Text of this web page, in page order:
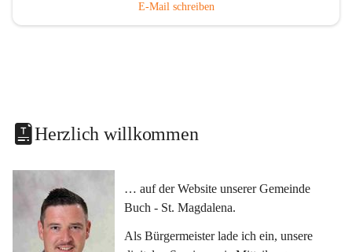
E-Mail schreiben
Herzlich willkommen
… auf der Website unserer Gemeinde
Buch - St. Magdalena.
Als Bürgermeister lade ich ein, unsere